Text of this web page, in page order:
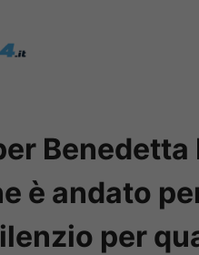
Benedetta
è andato
per